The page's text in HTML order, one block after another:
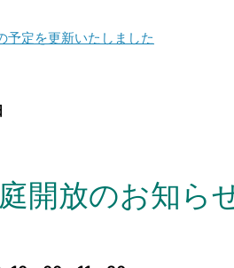
予定を更新いたしました
開放のお知ら